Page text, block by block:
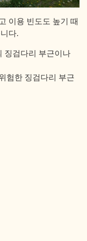
이용 빈도도 높기 때
다.
징검다리 부근이나
험한 징검다리 부근